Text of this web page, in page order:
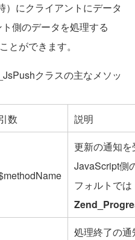
）にクライアントにデータ
側のデータを処理する
とができます。
クラスの主なメソッ
数 説明
更新の通知
JavaScript側
フォルトでは
処理終了の